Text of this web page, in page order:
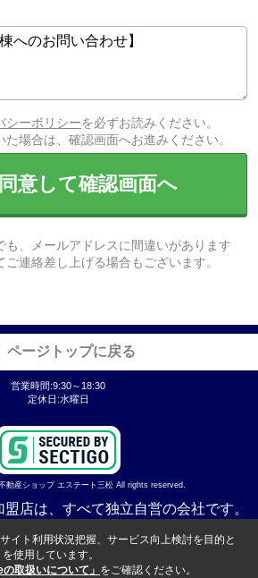
シーポリシーを必ずお読みください。
た場合は、確認画面へお進みください。
意して確認画面へ
、メールアドレスに間違いがあります
連絡差し上げる場合もございます。
ページトップに戻る
営業時間:9:30～18:30
定休日:水曜日
動産ショップ エステート三松 All rights reserved.
店は、すべて独立自営の会社です。
イト利用状況把握、サービス向上検討を目的と
使用しています。
の取扱いについて」 をご確認ください。